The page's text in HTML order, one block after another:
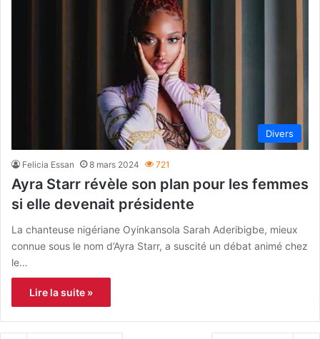
Divers
Felicia Essan 8 mars 2024 721
Ayra Starr révèle son plan pour les femmes
si elle devenait présidente
La chanteuse nigériane Oyinkansola Sarah Aderibigbe, mieux
connue sous le nom d’Ayra Starr, a suscité un débat animé chez
le…
Lire la suite »